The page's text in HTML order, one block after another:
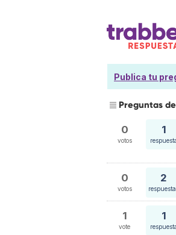
Publica tu
Preguntas
0
votos
1
0
votos
2
1
vote
1